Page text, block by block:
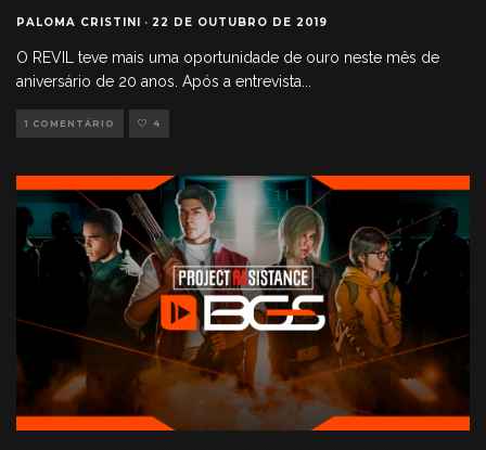
PALOMA CRISTINI · 22 DE OUTUBRO DE 2019
O REVIL teve mais uma oportunidade de ouro neste mês de
aniversário de 20 anos. Após a entrevista
1 COMENTÁRIO 4